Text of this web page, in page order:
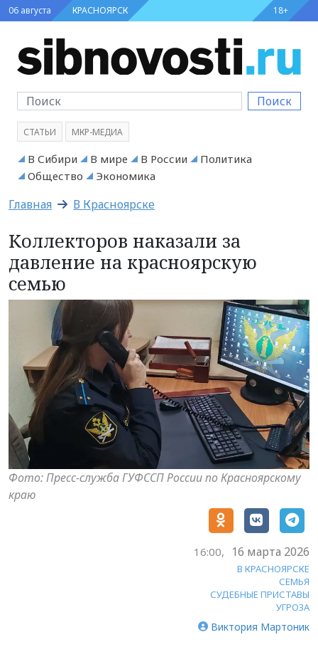
06 августа КРАСНОЯРСК 18+
Поиск
СТАТЬИ МКР-МЕДИА
В Сибири В мире В России
Политика
Общество
Экономика
Главная В Красноярске
Коллекторов наказали за
давление на красноярскую
семью
Фото: Пресс-служба ГУФССП России по Красноярскому
краю
16:00, 16 марта 2026
В КРАСНОЯРСКЕ
СЕМЬЯ
СУДЕБНЫЕ ПРИСТАВЫ
УГРОЗА
Виктория Мартоник